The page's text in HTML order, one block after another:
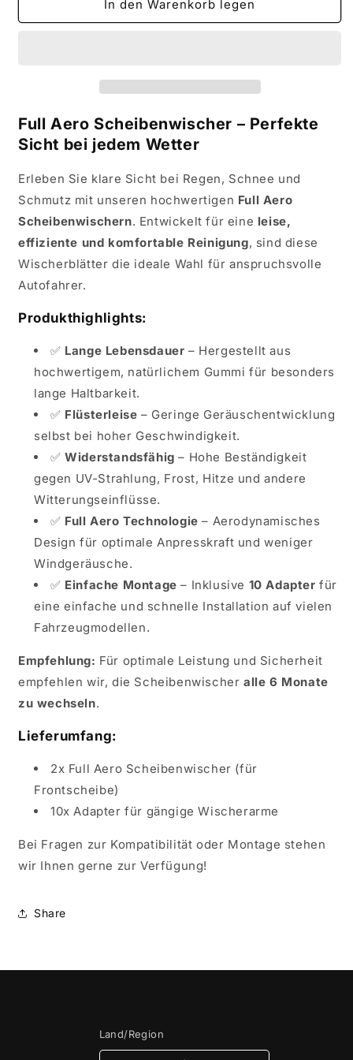
Aero
S90
2016
-
für
Aero
S90
2016
-
In den Warenkorb legen
Full Aero Scheibenwischer – Perfekte
Sicht bei jedem Wetter
Erleben Sie klare Sicht bei Regen, Schnee und
Schmutz mit unseren hochwertigen Full Aero
Scheibenwischern. Entwickelt für eine leise,
effiziente und komfortable Reinigung, sind diese
Wischerblätter die ideale Wahl für anspruchsvolle
Autofahrer.
Produkthighlights:
✅ Lange Lebensdauer – Hergestellt aus
hochwertigem, natürlichem Gummi für besonders
lange Haltbarkeit.
✅ Flüsterleise – Geringe Geräuschentwicklung
selbst bei hoher Geschwindigkeit.
✅Widerstandsfähig – Hohe Beständigkeit
gegen UV-Strahlung, Frost, Hitze und andere
Witterungseinflüsse.
✅ Full Aero Technologie – Aerodynamisches
Design für optimale Anpresskraft und weniger
Windgeräusche.
✅ Einfache Montage – Inklusive 10 Adapter für
eine einfache und schnelle Installation auf vielen
Fahrzeugmodellen.
Empfehlung: Für optimale Leistung und Sicherheit
empfehlen wir, die Scheibenwischeralle 6 Monate
zu wechseln.
Lieferumfang:
2x Full Aero Scheibenwischer (für
Frontscheibe)
10x Adapter für gängige Wischerarme
Bei Fragen zur Kompatibilität oder Montage stehen
wir Ihnen gerne zur Verfügung!
Share
Land/Region